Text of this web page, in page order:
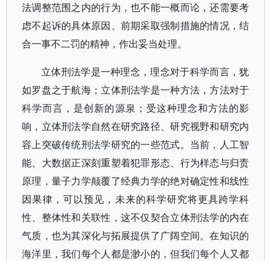
法调整范围之内的行为，也不能一概而论，还需要考
虑不起诉的具体原因、前期采取强制措施的情况，结
合一事不二罚的精神，作出妥当处理。
立体刑法学是一种理念，理念对于科学而言，犹
如罗盘之于航海；立体刑法学是一种方法，方法对于
科学而言，是创新的源泉；受这种理念和方法的影
响，立体刑法学自然在研究路径、研究视野和研究内
容上突破传统刑法学研究的一些范式。当前，人工智
能、大数据正深刻重塑着犯罪形态、行为样态与归责
原理，量子力学颠覆了经典力学的绝对确定性和线性
因果律，可以预见，未来的科学研究将更具跨学科
性、整体性和关联性，这不仅契合立体刑法学的内在
气质，也为其深化与拓展提供了广阔空间。在知识的
海洋里，我们每个人都是渺小的，但我们每个人又都